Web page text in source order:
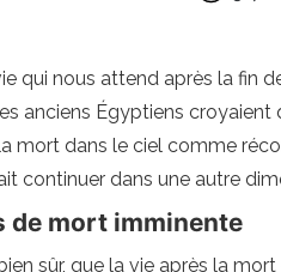
qui nous attend après la fin
anciens Égyptiens
mort dans le ciel comme
continuer dans une autre
de mort imminente
sûr, que la vie après la